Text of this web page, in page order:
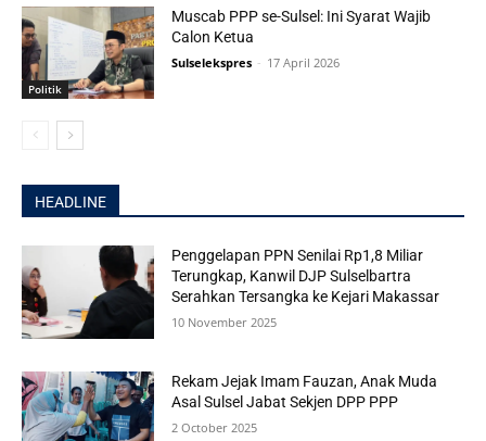
Politik
Muscab PPP se-Sulsel: Ini Syarat Wajib
Calon Ketua
Sulselekspres - 17 April 2026
HEADLINE
Penggelapan PPN Senilai Rp1,8 Miliar
Terungkap, Kanwil DJP Sulselbartra
Serahkan Tersangka ke Kejari Makassar
10 November 2025
Rekam Jejak Imam Fauzan, Anak Muda
Asal Sulsel Jabat Sekjen DPP PPP
2 October 2025